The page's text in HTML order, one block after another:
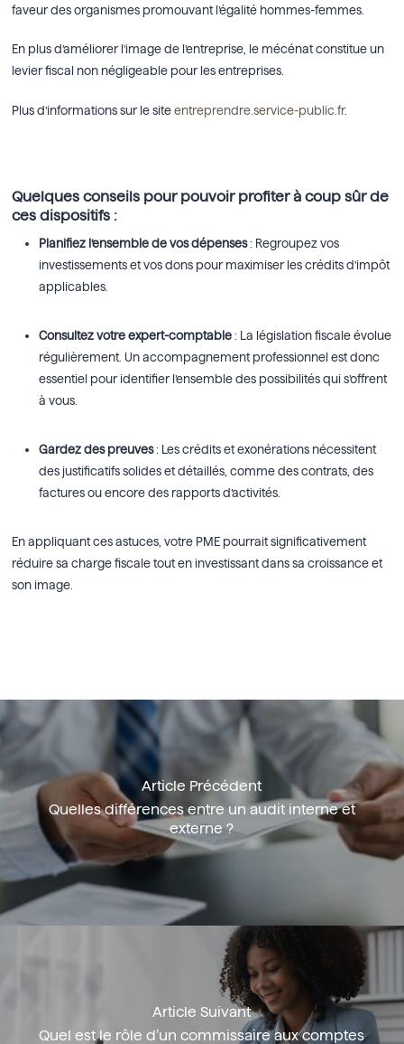
faveur des organismes promouvant l’égalité hommes-femmes.
En plus d’améliorer l’image de l’entreprise, le mécénat constitue un
levier fiscal non négligeable pour les entreprises.
Plus d’informations sur le siteentreprendre.service-public.fr.
Quelques conseils pour pouvoir profiter à coup sûr de
ces dispositifs :
Planifiez l’ensemble de vos dépenses: Regroupez vos
investissements et vos dons pour maximiser les crédits d’impôt
applicables.
Consultez votre expert-comptable : La législation fiscale évolue
régulièrement. Un accompagnement professionnel est donc
essentiel pour identifier l’ensemble des possibilités qui s’offrent
à vous.
Gardez des preuves: Les crédits et exonérations nécessitent
des justificatifs solides et détaillés, comme des contrats, des
factures ou encore des rapports d’activités.
En appliquant ces astuces, votre PME pourrait significativement
réduire sa charge fiscale tout en investissant dans sa croissance et
son image.
Article Précédent
Quelles différences entre un audit interne et
externe ?
Article Suivant
Quel est le rôle d’un commissaire aux comptes